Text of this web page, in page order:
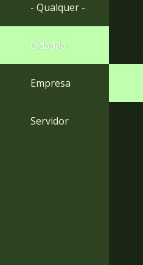
rodapé
- Qualquer -
Cidadão
Empresa
Servidor